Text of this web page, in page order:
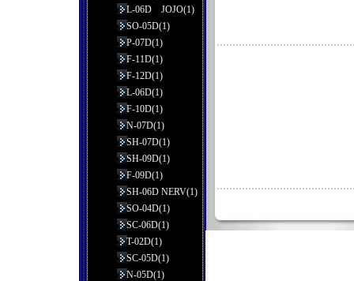
L-06D JOJO(1)
SO-05D(1)
P-07D(1)
F-11D(1)
F-12D(1)
L-06D(1)
F-10D(1)
N-07D(1)
SH-07D(1)
SH-09D(1)
F-09D(1)
SH-06D NERV(1)
SO-04D(1)
SC-06D(1)
T-02D(1)
SC-05D(1)
N-05D(1)